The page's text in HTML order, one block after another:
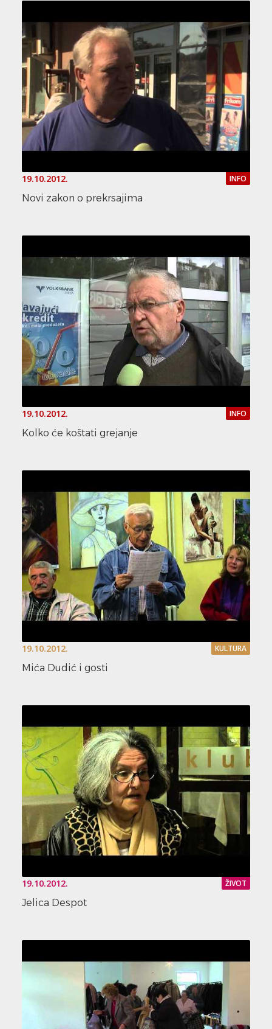
19.10.2012. INFO
Novi zakon o prekrsajima
19.10.2012. INFO
Kolko će koštati grejanje
19.10.2012. KULTURA
Mića Dudić i gosti
19.10.2012. ŽIVOT
Jelica Despot